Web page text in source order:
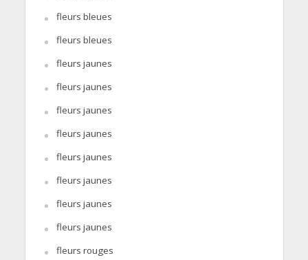
fleurs bleues
fleurs bleues
fleurs jaunes
fleurs jaunes
fleurs jaunes
fleurs jaunes
fleurs jaunes
fleurs jaunes
fleurs jaunes
fleurs jaunes
fleurs rouges